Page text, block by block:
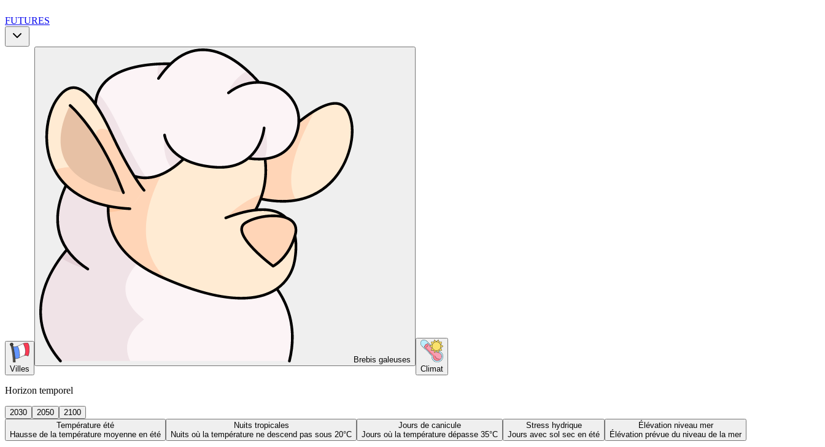
FUTURES
Villes
Brebis galeuses
Climat
Horizon temporel
2030 2050
2100
Température été
Hausse de la température moyenne en été
Nuits tropicales
Nuits où la température ne descend pas sous 20°C
Jours de canicule
Jours où la température dépasse 35°C
Stress hydrique
Jours avec sol sec en été
Élévation niveau mer
Élévation prévue du niveau de la mer